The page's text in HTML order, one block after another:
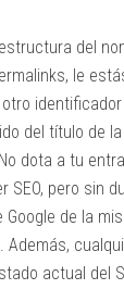
del
le
otro
del título de
dota a tu
SEO, pero sin
Google de la
Además,
actual del